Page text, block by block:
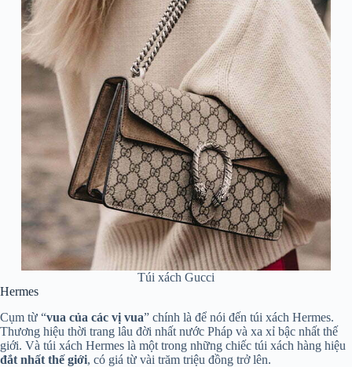
Túi xách Gucci
Hermes
Cụm từ “vua của các vị vua” chính là để nói đến túi xách Hermes.
Thương hiệu thời trang lâu đời nhất nước Pháp và xa xỉ bậc nhất thế
giới. Và túi xách Hermes là một trong những chiếc túi xách hàng hiệu
đắt nhất thế giới, có giá từ vài trăm triệu đồng trở lên.